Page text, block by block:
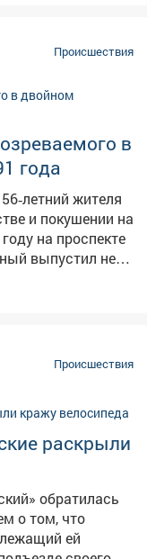
35-летнему
из-за его
с
проявлял
прямо в
штраф.
Происшествия
в
года
жителя
и покушении на
на проспекте
в двух
на месте,
медпомощи. В
и уголовное
продолжали
намеренно
После
а позже
Происшествия
раскрыли
обратилась
о том, что
ей